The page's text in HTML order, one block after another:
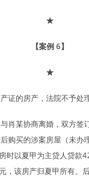
★
【案例 6】
★
证的房产，法院不予处理
肖某协商离婚，双方签
购买的涉案房屋（未办
时以夏甲为主贷人贷款
，该房产归夏甲所有。